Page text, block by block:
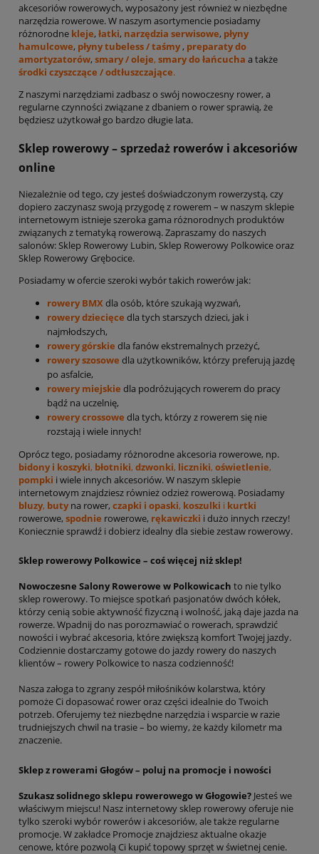
akcesoriów rowerowych, wyposażony jest również w niezbędne
narzędzia rowerowe. W naszym asortymencie posiadamy
różnorodne kleje, łatki, narzędzia serwisowe, płyny
hamulcowe, płyny tubeless / taśmy, preparaty do
amortyzatorów, smary / oleje, smary do łańcucha a także
środki czyszczące / odtłuszczające.
Z naszymi narzędziami zadbasz o swój nowoczesny rower, a
regularne czynności związane z dbaniem o rower sprawią, że
będziesz użytkował go bardzo długie lata.
Sklep rowerowy – sprzedaż rowerów i akcesoriów
online
Niezależnie od tego, czy jesteś doświadczonym rowerzystą, czy
dopiero zaczynasz swoją przygodę z rowerem – w naszym sklepie
internetowym istnieje szeroka gama różnorodnych produktów
związanych z tematyką rowerową. Zapraszamy do naszych
salonów: Sklep Rowerowy Lubin, Sklep Rowerowy Polkowice oraz
Sklep Rowerowy Grębocice.
Posiadamy w ofercie szeroki wybór takich rowerów jak:
rowery BMXdla osób, które szukają wyzwań,
rowery dziecięce dla tych starszych dzieci, jak i
najmłodszych,
rowery górskie dla fanów ekstremalnych przeżyć,
rowery szosowe dla użytkowników, którzy preferują jazdę
po asfalcie,
rowery miejskie dla podróżujących rowerem do pracy
bądź na uczelnię,
rowery crossowe dla tych, którzy z rowerem się nie
rozstają i wiele innych!
Oprócz tego, posiadamy różnorodne akcesoria rowerowe, np.
bidony i koszyki, błotniki, dzwonki, liczniki, oświetlenie,
pompki i wiele innych akcesoriów. W naszym sklepie
internetowym znajdziesz również odzież rowerową. Posiadamy
bluzy, butyna rower, czapki i opaski, koszulki i kurtki
rowerowe, spodnie rowerowe, rękawiczki i dużo innych rzeczy!
Koniecznie sprawdź i dobierz idealny dla siebie zestaw rowerowy.
Sklep rowerowy Polkowice – coś więcej niż sklep!
Nowoczesne Salony Rowerowe w Polkowicach to nie tylko
sklep rowerowy. To miejsce spotkań pasjonatów dwóch kółek,
którzy cenią sobie aktywność fizyczną i wolność, jaką daje jazda na
rowerze. Wpadnij do nas porozmawiać o rowerach, sprawdzić
nowości i wybrać akcesoria, które zwiększą komfort Twojej jazdy.
Codziennie dostarczamy gotowe do jazdy rowery do naszych
klientów – rowery Polkowice to nasza codzienność!
Nasza załoga to zgrany zespół miłośników kolarstwa, który
pomoże Ci dopasować rower oraz części idealnie do Twoich
potrzeb. Oferujemy też niezbędne narzędzia i wsparcie w razie
trudniejszych chwil na trasie – bo wiemy, że każdy kilometr ma
znaczenie.
Sklep z rowerami Głogów – poluj na promocje i nowości
Szukasz solidnego sklepu rowerowego w Głogowie? Jesteś we
właściwym miejscu! Nasz internetowy sklep rowerowy oferuje nie
tylko szeroki wybór rowerów i akcesoriów, ale także regularne
promocje. W zakładce Promocje znajdziesz aktualne okazje
cenowe, które pozwolą Ci kupić topowy sprzęt w świetnej cenie.